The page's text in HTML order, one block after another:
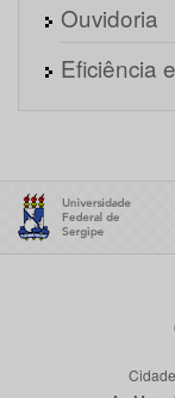
Ouvidoria
Eficiência